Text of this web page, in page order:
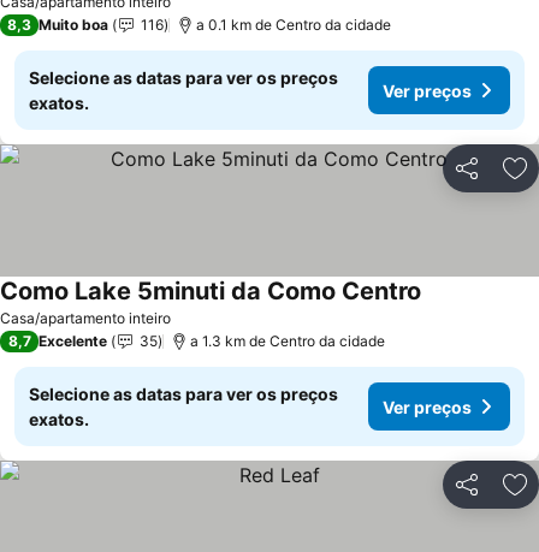
8,3 Muito boa 116 a 0.1 km de Centro da cidade
Selecione as datas para ver os preços
exatos.
Ver preços
Partilhar
Casa/apartamento inteiro
Como Lake 5minuti da Como Centro
8,7 Excelente 35 a 1.3 km de Centro da cidade
Selecione as datas para ver os preços
exatos.
Ver preços
Partilhar